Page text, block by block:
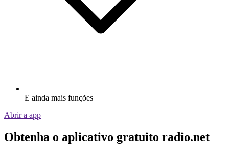
E ainda mais funções
Abrir a app
Obtenha o aplicativo gratuito radio.net